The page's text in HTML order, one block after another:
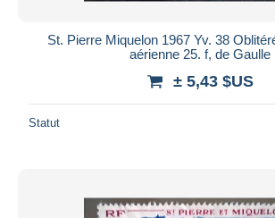
St. Pierre Miquelon 1967 Yv. 38
aérienne 25. f, de Gaulle
± 5,43 $US
Statut